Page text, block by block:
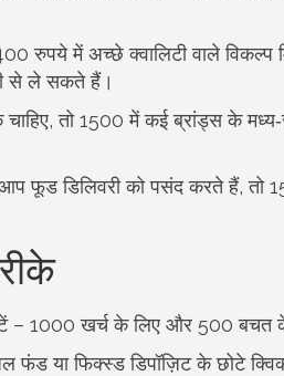
रुपये में अच्छे क्वालिटी वाले
से ले सकते हैं।
तो 1500 में कई ब्रांड्स के
फूड डिलिवरी को पसंद करते हैं, तो
– 1000 खर्च के लिए और 500 बचत
फंड या फिक्स्ड डिपॉज़िट के छोटे